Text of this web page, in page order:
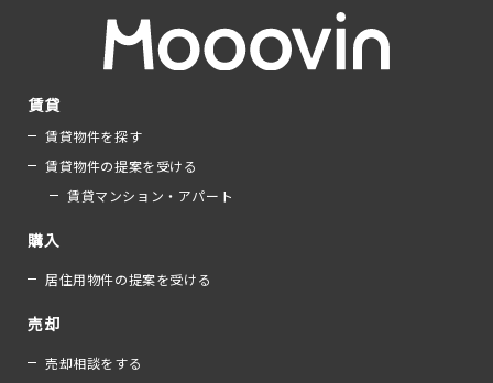
賃貸
賃貸物件を探す
賃貸物件の提案を受ける
賃貸マンション・アパート
購入
居住用物件の提案を受ける
売却
売却相談をする